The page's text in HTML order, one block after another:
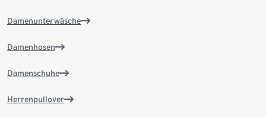
Damenunterwäsche
Damenhosen
Damenschuhe
Herrenpullover